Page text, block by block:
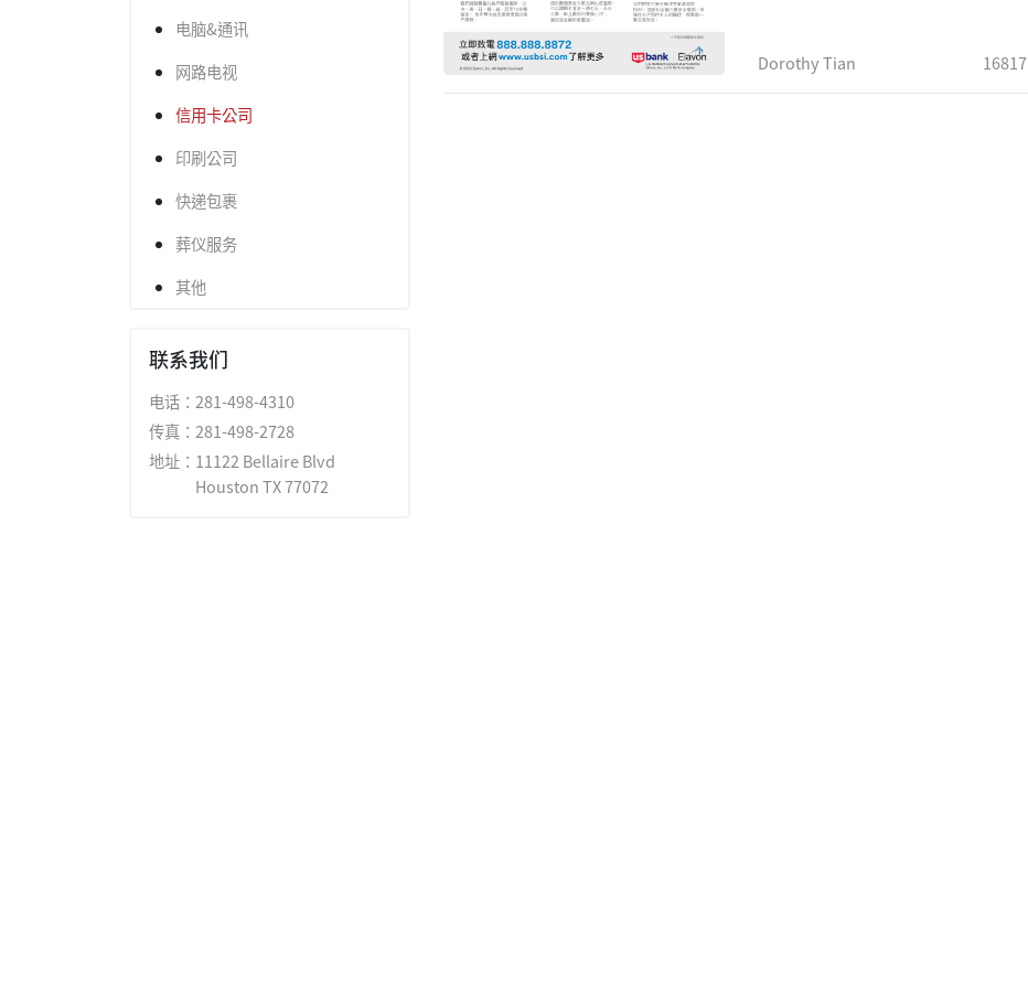
电脑&通讯
网路电视
信用卡公司
印刷公司
快递包裹
葬仪服务
其他
联系我们
电话： 281-498-4310
传真： 281-498-2728
地址： 11122 Bellaire Blvd
Houston TX 77072
Dorothy Tian 16817